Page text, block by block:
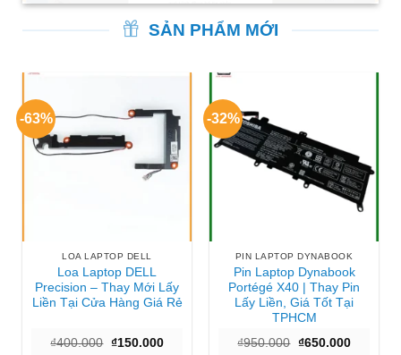
SẢN PHẨM MỚI
-63%
LOA LAPTOP DELL
Loa Laptop DELL
Precision – Thay Mới Lấy
Liền Tại Cửa Hàng Giá Rẻ
₫400.000 Giá
₫150.000Giá
-32%
PIN LAPTOP DYNABOOK
Pin Laptop Dynabook
Portégé X40 | Thay Pin
Lấy Liền, Giá Tốt Tại
TPHCM
₫950.000 Giá
₫650.000Giá